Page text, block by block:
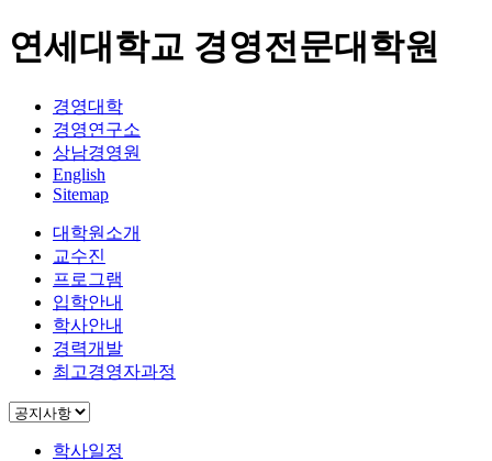
연세대학교 경영전문대학원
경영대학
경영연구소
상남경영원
English
Sitemap
대학원소개
교수진
프로그램
입학안내
학사안내
경력개발
최고경영자과정
학사일정